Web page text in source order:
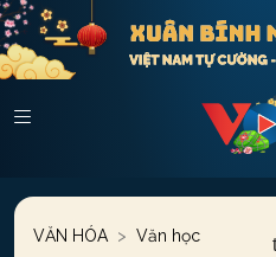
VĂN HÓA Văn học